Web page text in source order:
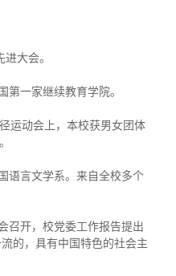
大会。
第一家继续教育学院。
运动会上，本校获男女团体
语言文学系。来自全校多个
召开，校党委工作报告提出
的，具有中国特色的社会主